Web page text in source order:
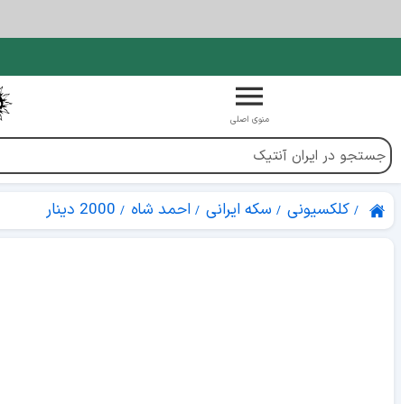
منوی اصلی
کلکسیونی سکه ایرانی احمد شاه 2000 دینار